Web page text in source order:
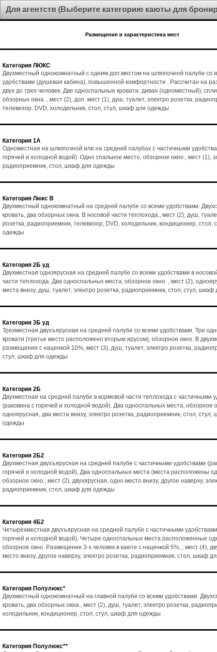
Для агентств (Выберите категорию каюты для
Размещение и характеристика мест
Категория ЛЮКС
Двухместный однокомнатный с одним доп.местом на шлюпочной палубе со
удобствами (душевая кабина), повышенной комфортности . Рассчитан на
двух до трех человек. Две односпальные кровати, диван (одноместный),
обзорных окна. , мест (2), доп. мест (1), душ, туалет, электро розетка,
телевизор, DVD, холодильник, стол, стул, шкаф для одежды
Категория 1А
Одноместная на шлюпочной или на средней палубах с частичными
горячей и холодной водой). Одно спальное место, обзорное окно., мест (1),
радиоприемник, стол, шкаф для одежды
Категория Люкс В
Двухместный однокомнатный на средней палубе со всеми удобствами.
кровать, два обзорных окна. В носовой части теплохода., мест (2), душ,
розетка, радиоприемник, телевизор, DVD, холодильник, кондиционер, стол,
одежды
Категория 2Б уд
Двухместная одноярусная на средней палубе со всеми удобствами в
части теплохода. Два односпальных места, обзорное окно. , мест (2),
места внизу, душ, туалет, электро розетка, радиоприемник, стол, стул,
Категория 3Б уд
Трехместная двухъярусная на средней палубе со всеми удобствами. Три
кровати (третье место расположено вторым ярусом), обзорное окно. В
размещении с наценкой 10%, мест (3), душ, туалет, электро розетка,
стул, шкаф для одежды
Категория 2Б
Двухместная на средней палубе в кормовой части теплохода с частичными
(раковина с горячей и холодной водой). Два односпальных места, обзорное
одноярусная, два места внизу, электро розетка, радиоприемник, стол, стул,
одежды
Категория 2Б2
Двухместная двухъярусная на средней палубе с частичными удобствами
горячей и холодной водой), Два односпальных места (места расположены
обзорное окно., мест (2), двухярусная, одно место внизу, другое наверху,
радиоприемник, стол, шкаф для одежды
Категория 4Б2
Четырехместная двухъярусная на средней палубе с частичными
горячей и холодной водой), Четыре односпальных места расположенные
обзорное окно. Размещение 3-х человек в каюте с наценкой 5%, , мест (4),
место внизу, другое наверху, электро розетка, радиоприемник, стол, шкаф
Категория Полулюкс*
Двухместный однокомнатный на главной палубе со всеми удобствами.
кровать, два обзорных окна., мест (2), душ, туалет, электро розетка,
холодильник, кондиционер, стол, стул, шкаф для одежды
Категория Полулюкс**